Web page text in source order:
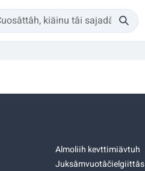
Almoliih kevttimiävtuh
Juksâmvuotâčielgiittâs